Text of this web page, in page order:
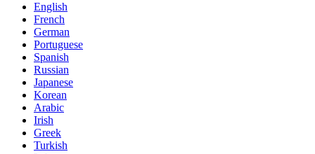
English
French
German
Portuguese
Spanish
Russian
Japanese
Korean
Arabic
Irish
Greek
Turkish